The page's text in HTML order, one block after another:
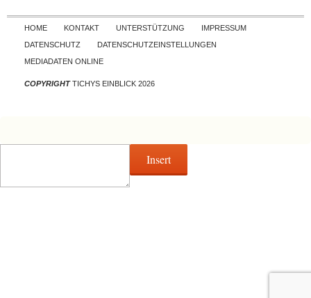
Skip to content
HOME KONTAKT UNTERSTÜTZUNG
IMPRESSUM
DATENSCHUTZ
DATENSCHUTZEINSTELLUNGEN
MEDIADATEN ONLINE
COPYRIGHTTICHYS EINBLICK 2026
Insert